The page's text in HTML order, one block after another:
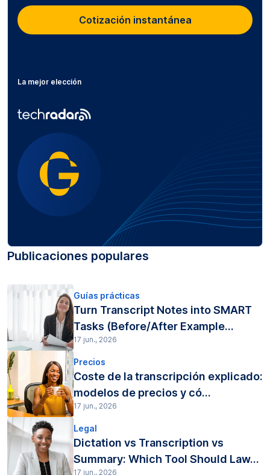
Cotización instantánea
La mejor elección
Publicaciones populares
Guías prácticas
Turn Transcript Notes into SMART
Tasks (Before/After Example...
17 jun., 2026
Precios
Coste de la transcripción explicado:
modelos de precios y có...
17 jun., 2026
Legal
Dictation vs Transcription vs
Summary: Which Tool Should Law...
17 jun., 2026